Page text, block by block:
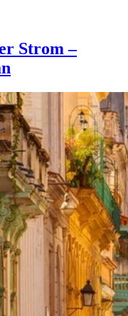
Strom –